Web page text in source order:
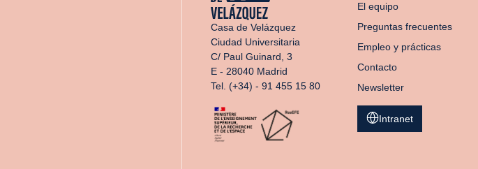
Casa de Velázquez
Ciudad Universitaria
C/ Paul Guinard, 3
E - 28040 Madrid
Tel. (+34) - 91 455 15 80
El equipo
Preguntas frecuentes
Empleo y prácticas
Contacto
Newsletter
Intranet